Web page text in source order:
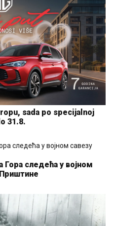
sada po specijalnoj
31.8.
Гора следећа у војном